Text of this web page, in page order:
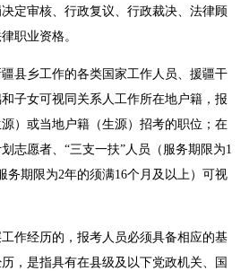
定审核、行政复议、行政裁决、法律顾
职业资格。
县乡工作的各类国家工作人员、援疆干
子女可视同关系人工作所在地户籍，报
）或当地户籍（生源）招考的职位；在
志愿者、“三支一扶”人员（服务期限为1
务期限为2年的须满16个月及以上）可视
作经历的，报考人员必须具备相应的基
，是指具有在县级及以下党政机关、国